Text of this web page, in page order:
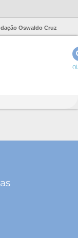
Oswaldo Cruz